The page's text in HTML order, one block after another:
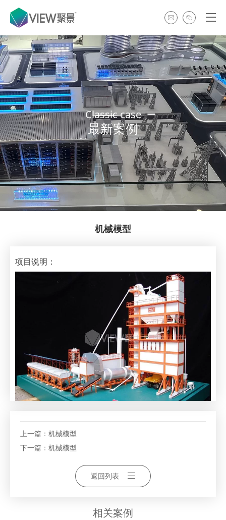
Classic case
最新案例
机械模型
项目说明：
上一篇： 机械模型
下一篇： 机械模型
返回列表
相关案例